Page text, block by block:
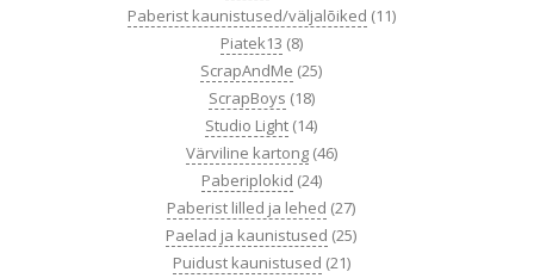
Paberist kaunistused/väljalõiked (11)
Piatek13 (8)
ScrapAndMe (25)
ScrapBoys (18)
Studio Light (14)
Värviline kartong (46)
Paberiplokid (24)
Paberist lilled ja lehed (27)
Paelad ja kaunistused (25)
Puidust kaunistused (21)